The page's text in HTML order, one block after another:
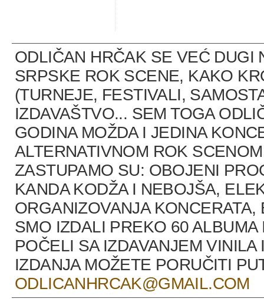
ODLIČAN HRČAK SE VEĆ DUGI
SRPSKE ROK SCENE, KAKO
(TURNEJE, FESTIVALI,
IZDAVAŠTVO... SEM TOGA
GODINA MOŽDA I JEDINA
ALTERNATIVNOM ROK
ZASTUPAMO SU: OBOJENI
KANDA KODŽA I NEBOJŠA,
ORGANIZOVANJA
SMO IZDALI PREKO 60
POČELI SA IZDAVANJEM
IZDANJA MOŽETE PORUČITI
ODLICANHRCAK@GMAIL.COM